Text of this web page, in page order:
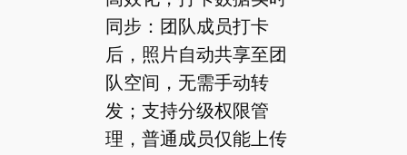
同步：团队成员打卡
后，照片自动共享至团
队空间，无需手动转
发；支持分级权限管
理，普通成员仅能上传